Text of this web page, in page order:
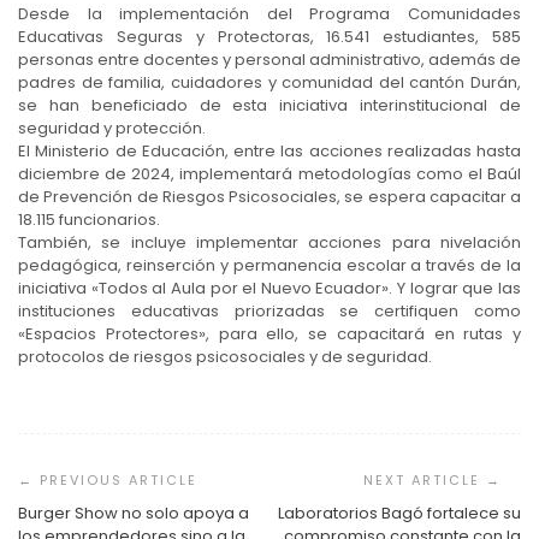
Desde la implementación del Programa Comunidades
Educativas Seguras y Protectoras, 16.541 estudiantes, 585
personas entre docentes y personal administrativo, además de
padres de familia, cuidadores y comunidad del cantón Durán,
se han beneficiado de esta iniciativa interinstitucional de
seguridad y protección.
El Ministerio de Educación, entre las acciones realizadas hasta
diciembre de 2024, implementará metodologías como el Baúl
de Prevención de Riesgos Psicosociales, se espera capacitar a
18.115 funcionarios.
También, se incluye implementar acciones para nivelación
pedagógica, reinserción y permanencia escolar a través de la
iniciativa «Todos al Aula por el Nuevo Ecuador». Y lograr que las
instituciones educativas priorizadas se certifiquen como
«Espacios Protectores», para ello, se capacitará en rutas y
protocolos de riesgos psicosociales y de seguridad.
de
entradas
Burger Show no solo apoya a
Laboratorios Bagó fortalece su